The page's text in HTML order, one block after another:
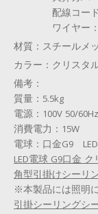
配線コー
ワイヤー
材質： スチールメ
カラー： クリスタ
備考：
質量：5.5kg
電源：100V 50/60Hz
消費電力：15W
電球：口金G9
LED電球 G9口金
角型引掛けシーリ
※本製品には照明
引掛シーリングシ